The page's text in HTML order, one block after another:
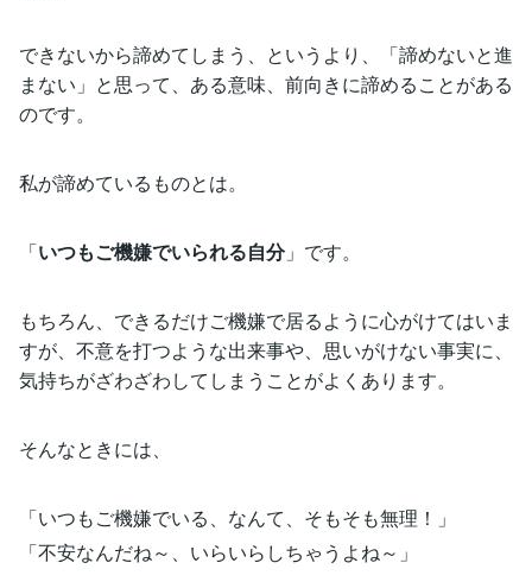
できないから諦めてしまう、というより、「諦めないと進
まない」と思って、ある意味、前向きに諦めることがある
のです。
私が諦めているものとは。
「いつもご機嫌でいられる自分」です。
もちろん、できるだけご機嫌で居るように心がけてはいま
すが、不意を打つような出来事や、思いがけない事実に、
気持ちがざわざわしてしまうことがよくあります。
そんなときには、
「いつもご機嫌でいる、なんて、そもそも無理！」
「不安なんだね～、いらいらしちゃうよね～」